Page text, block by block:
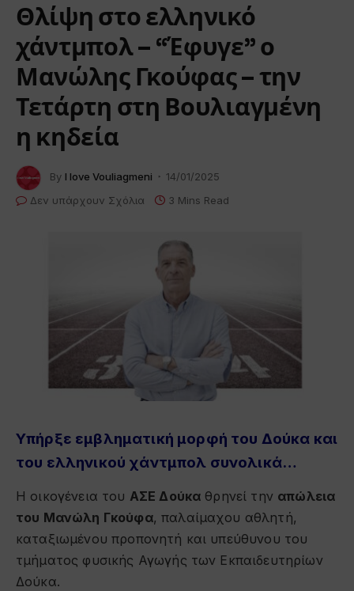
Θλίψη στο ελληνικό
χάντμπολ – “Έφυγε” ο
Μανώλης Γκούφας – την
Τετάρτη στη Βουλιαγμένη
η κηδεία
By I love Vouliagmeni
14/01/2025
Δεν υπάρχουν Σχόλια
3 Mins Read
Υπήρξε εμβληματική μορφή του Δούκα και
του ελληνικού χάντμπολ συνολικά…
Η οικογένεια του ΑΣΕ Δούκα θρηνεί την απώλεια
του Μανώλη Γκούφα, παλαίμαχου αθλητή,
καταξιωμένου προπονητή και υπεύθυνου του
τμήματος φυσικής Αγωγής των Εκπαιδευτηρίων
Δούκα.